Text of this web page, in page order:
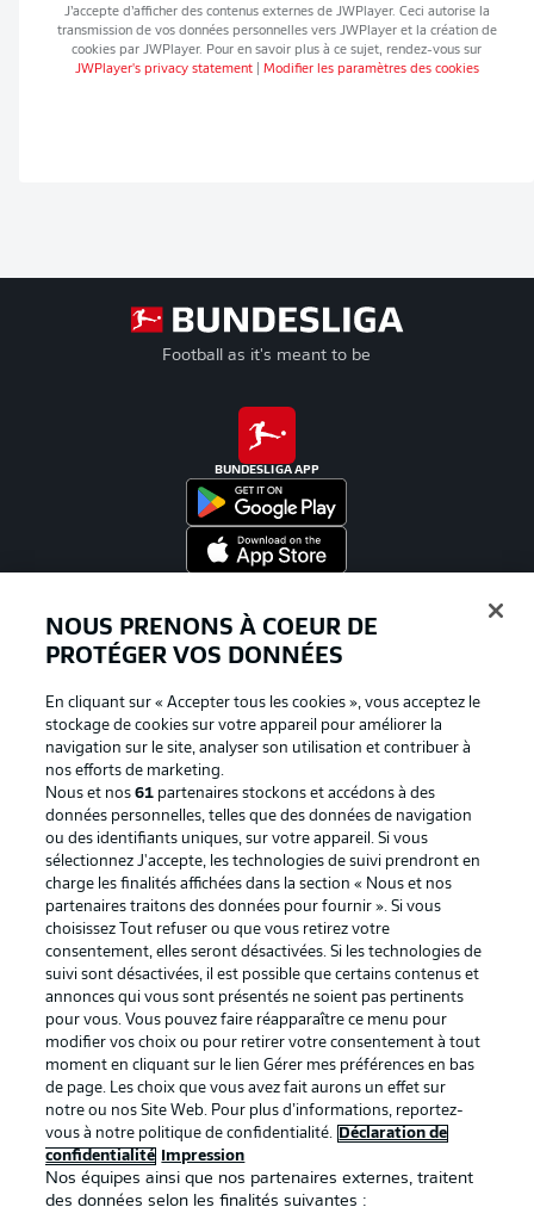
J’accepte d’afficher des contenus externes de JWPlayer. Ceci autorise la
transmission de vos données personnelles vers JWPlayeret la création de
cookies par JWPlayer. Pour en savoir plus à ce sujet, rendez-vous sur
JWPlayer's privacy statement| Modifier les paramètres des cookies
Football as it's meant to be
BUNDESLIGA APP
La publicité Conditions d’utilisation des
Mentions Légales Gérer mes préférences
Déclaration de
confidentialité
Diffuseurs
Travaux Contact
Impression Joueurs
NOUS PRENONS À COEUR DE
PROTÉGER VOS DONNÉES
En cliquant sur « Accepter tous les cookies », vous acceptez le
stockage de cookies sur votre appareil pour améliorer la
navigation sur le site, analyser son utilisation et contribuer à
nos efforts de marketing.
Nous et nos61 partenaires stockons et accédons à des
données personnelles, telles que des données de navigation
ou des identifiants uniques, sur votre appareil. Si vous
sélectionnez J'accepte, les technologies de suivi prendront en
charge les finalités affichées dans la section « Nous et nos
partenaires traitons des données pour fournir ». Si vous
choisissez Tout refuser ou que vous retirez votre
consentement, elles seront désactivées. Si les technologies de
suivi sont désactivées, il est possible que certains contenus et
annonces qui vous sont présentés ne soient pas pertinents
pour vous. Vous pouvez faire réapparaître ce menu pour
modifier vos choix ou pour retirer votre consentement à tout
moment en cliquant sur le lien Gérer mes préférences en bas
de page. Les choix que vous avez fait aurons un effet sur
notre ou nos Site Web. Pour plus d’informations, reportez-
vous à notre politique de confidentialité.
Déclaration de
confidentialité
Impression
Nos équipes ainsi que nos partenaires externes, traitent
des données selon les finalités suivantes :